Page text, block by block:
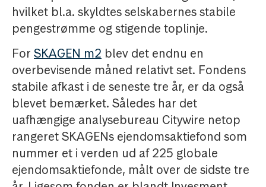
hvilket bl.a. skyldtes selskabernes stabile
pengestrømme og stigende toplinje.
For SKAGEN m2 blev det endnu en
overbevisende måned relativt set. Fondens
stabile afkast i de seneste tre år, er da også
blevet bemærket. Således har det
uafhængige analysebureau Citywire netop
rangeret SKAGENs ejendomsaktiefond som
nummer et i verden ud af 225 globale
ejendomsaktiefonde, målt over de sidste tre